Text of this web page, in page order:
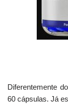
Diferentemente
60 cápsulas. Já